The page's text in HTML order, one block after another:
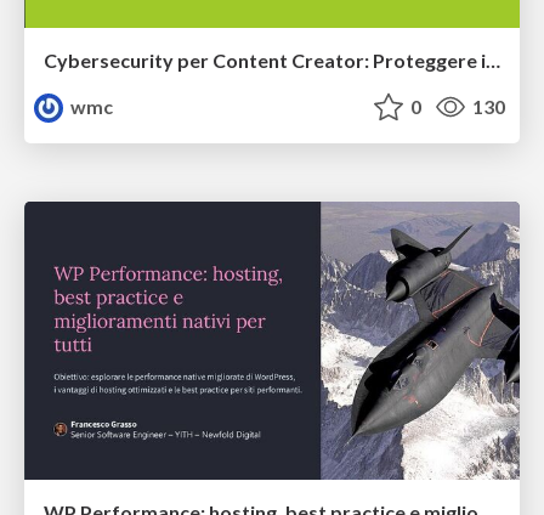
Cybersecurity per Content Creator: Proteggere il tuo Lavoro Online
wmc
0 130